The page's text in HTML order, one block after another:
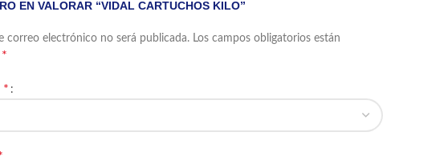
EN VALORAR “VIDAL CARTUCHOS KILO”
correo electrónico no será publicada. Los campos obligatorios están
*
*